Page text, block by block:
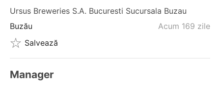
Ursus Breweries S.a. Bucuresti Sucursala Buzau
Acum 169 zile
Buzău
Salvează
Manager